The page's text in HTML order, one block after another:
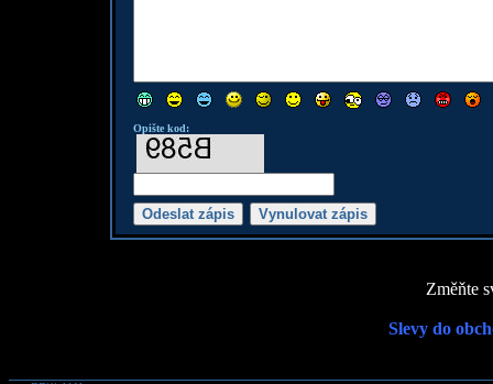
Opište kod:
Změňte
Slevy do